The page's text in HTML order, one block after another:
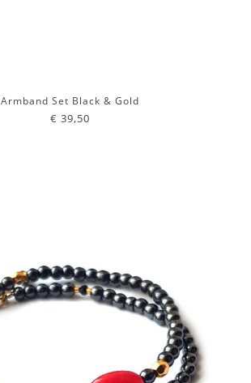
Armband Set Black & Gold
€ 39,50